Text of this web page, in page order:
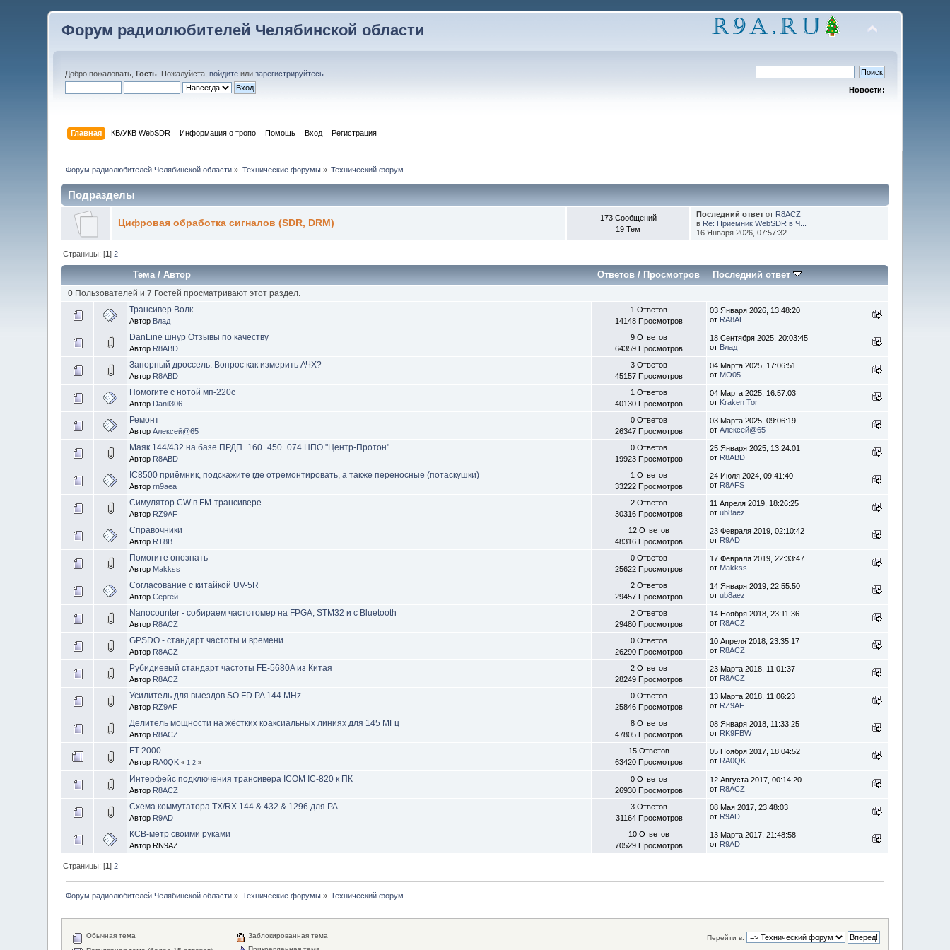
Форум радиолюбителей Челябинской области
Добро пожаловать,Гость . Пожалуйста,войдите илизарегистрируйтесь
Новости:
Главная КВ/УКВ WebSDR Информация о тропо Помощь Вход Регистрация
Форум радиолюбителей Челябинской области » Технические форумы» Технический форум
Подразделы
Цифровая обработка сигналов (SDR, DRM)
173 Сообщений
19 Тем
Последний ответот R8ACZ
в Re: Приёмник WebSDR в Ч...
16 Января 2026, 07:57:32
Страницы: [1]2
Тема/Автор Ответов / Просмотров Последний ответ
0 Пользователей и 7 Гостей просматривают этот раздел.
Трансивер Волк
Автор Влад
1 Ответов
14148 Просмотров
03 Января 2026, 13:48:20
от RA8AL
DanLine шнур Отзывы по качеству
Автор R8ABD
9 Ответов
64359 Просмотров
18 Сентября 2025, 20:03:45
от Влад
Запорный дроссель. Вопрос как измерить АЧХ?
Автор R8ABD
3 Ответов
45157 Просмотров
04 Марта 2025, 17:06:51
от MO05
Помогите с нотой мп-220с
Автор Danil306
1 Ответов
40130 Просмотров
04 Марта 2025, 16:57:03
от Kraken Tor
Ремонт
АвторАлексей@65
0 Ответов
26347 Просмотров
03 Марта 2025, 09:06:19
отАлексей@65
Маяк 144/432 на базе ПРДП_160_450_074 НПО "Центр-Протон"
Автор R8ABD
0 Ответов
19923 Просмотров
25 Января 2025, 13:24:01
от R8ABD
IC8500 приёмник, подскажите где отремонтировать, а также переносные (потаскушки)
Авторrn9aea
1 Ответов
33222 Просмотров
24 Июля 2024, 09:41:40
от R8AFS
Симулятор CW в FM-трансивере
Автор RZ9AF
2 Ответов
30316 Просмотров
11 Апреля 2019, 18:26:25
отub8aez
Справочники
Автор RT8B
12 Ответов
48316 Просмотров
23 Февраля 2019, 02:10:42
от R9AD
Помогите опознать
Автор Makkss
0 Ответов
25622 Просмотров
17 Февраля 2019, 22:33:47
от Makkss
Согласование с китайкой UV-5R
АвторСергей
2 Ответов
29457 Просмотров
14 Января 2019, 22:55:50
отub8aez
Nanocounter - собираем частотомер на FPGA, STM32 и с Bluetooth
Автор R8ACZ
2 Ответов
29480 Просмотров
14 Ноября 2018, 23:11:36
от R8ACZ
GPSDO - стандарт частоты и времени
Автор R8ACZ
0 Ответов
26290 Просмотров
10 Апреля 2018, 23:35:17
от R8ACZ
Рубидиевый стандарт частоты FE-5680A из Китая
Автор R8ACZ
2 Ответов
28249 Просмотров
23 Марта 2018, 11:01:37
от R8ACZ
Усилитель для выездов SO FD PA 144 MHz .
Автор RZ9AF
0 Ответов
25846 Просмотров
13 Марта 2018, 11:06:23
от RZ9AF
Делитель мощности на жёстких коаксиальных линиях для 145 МГц
Автор R8ACZ
8 Ответов
47805 Просмотров
08 Января 2018, 11:33:25
от RK9FBW
FT-2000
Автор RA0QK «1 2 »
15 Ответов
63420 Просмотров
05 Ноября 2017, 18:04:52
от RA0QK
Интерфейс подключения трансивера ICOM IC-820 к ПК
Автор R8ACZ
0 Ответов
26930 Просмотров
12 Августа 2017, 00:14:20
от R8ACZ
Схема коммутатора TX/RX 144 & 432 & 1296 для РА
Автор R9AD
3 Ответов
31164 Просмотров
08 Мая 2017, 23:48:03
от R9AD
КСВ-метр своими руками
Автор RN9AZ
10 Ответов
70529 Просмотров
13 Марта 2017, 21:48:58
от R9AD
Страницы: [1]2
Форум радиолюбителей Челябинской области » Технические форумы» Технический форум
Перейти в:
Обычная тема
Заблокированная тема